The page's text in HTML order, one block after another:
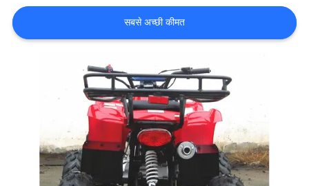
एक
उद्धरण
साइटमैप
सबसे अच्छी कीमत